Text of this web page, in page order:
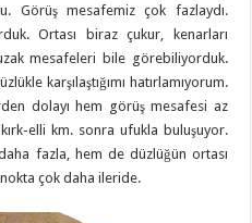
Görüş mesafemiz çok fazlaydı.
Ortası biraz çukur, kenarları
mesafeleri bile görebiliyorduk.
karşılaştığımı hatırlamıyorum.
dolayı hem görüş mesafesi az
elli km. sonra ufukla buluşuyor.
fazla, hem de düzlüğün ortası
çok daha ileride.